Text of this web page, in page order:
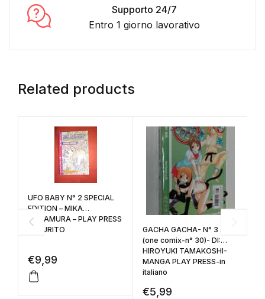
Supporto 24/7
Entro 1 giorno lavorativo
Related products
UFO BABY N° 2 SPECIAL
EDITION – MIKA
KAWAMURA – PLAY PRESS
ESAURITO
€9,99
GACHA GACHA- N° 3 a-
(one comix-n° 30)- DI:
HIROYUKI TAMAKOSHI-
MANGA PLAY PRESS-in
italiano
€5,99